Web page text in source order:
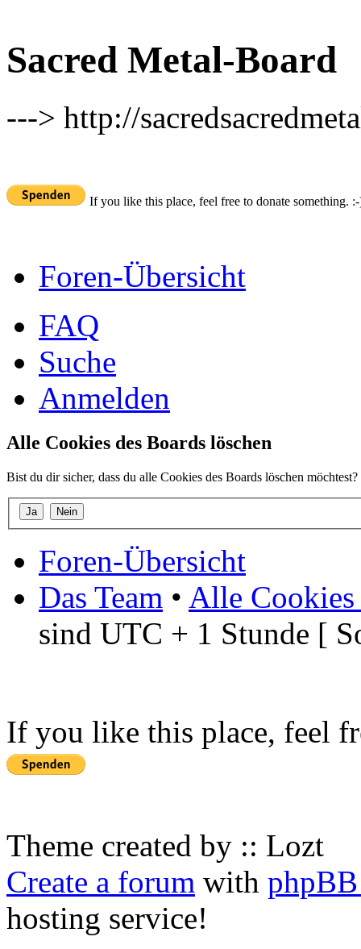
Sacred Metal-Board
---> http://
If you like this place, feel free to donate something.
Foren-Übersicht
FAQ
Suche
Anmelden
Alle Cookies des Boards löschen
Bist du dir sicher, dass du alle Cookies des Boards löschen möchtest?
Foren-Übersicht
Das Team • Alle Cookies
sind UTC + 1 Stunde [
If you like this place, feel
Theme created by :: Lozt
Create a forum with
hosting service!